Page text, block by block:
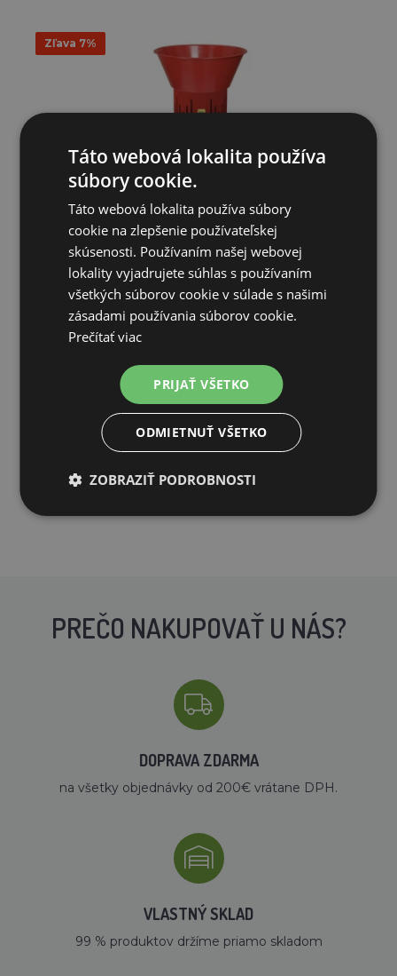
Zľava 7%
Elektrický šrotovník na obilie MILL ET 20 litrov, 0.75kW - C...
147,61€
137,82€
PRIDAŤ DO KOŠÍKA
PREČO NAKUPOVAŤ U NÁS?
DOPRAVA ZDARMA
na všetky objednávky od 200€ vrátane DPH.
VLASTNÝ SKLAD
99 % produktov držíme priamo skladom
Táto webová lokalita používa
súbory cookie.
Táto webová lokalita používa súbory
cookie na zlepšenie používateľskej
skúsenosti. Používaním našej webovej
lokality vyjadrujete súhlas s používaním
všetkých súborov cookie v súlade s našimi
zásadami používania súborov cookie.
Prečítať viac
PRIJAŤ VŠETKO
ODMIETNUŤ VŠETKO
ZOBRAZIŤ PODROBNOSTI